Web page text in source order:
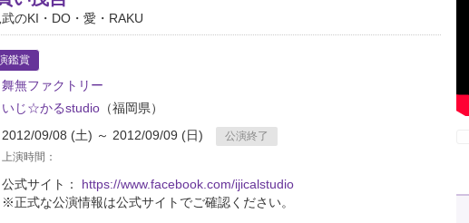
のKI・DO・愛・RAKU
鑑賞
舞無ファクトリー
いじ☆かるstudio （福岡県）
2012/09/08 (土) ～ 2012/09/09 (日)
公演終了
上演時間：
公式サイト： https://www.facebook.com/ijicalstudio
※正式な公演情報は公式サイトでご確認ください。